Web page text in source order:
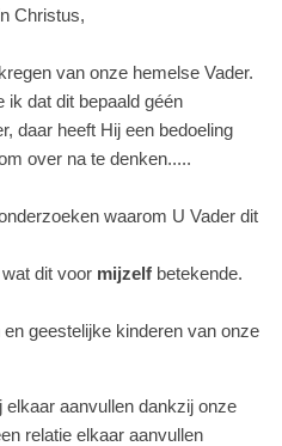
Christus,
van onze hemelse Vader.
ik dat dit bepaald géén
daar heeft Hij een bedoeling
over na te denken.....
waarom U Vader dit
dit voor mijzelf betekende.
geestelijke kinderen van onze
elkaar aanvullen dankzij onze
relatie elkaar aanvullen